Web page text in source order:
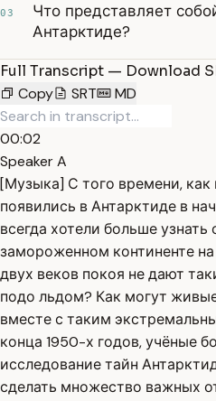
03
Что представляет
Антарктиде?
Full Transcript — Download
Copy
SRT MD
00:02
Speaker A
[Музыка] С того времени,
появились в Антарктиде в
всегда хотели больше узнать
замороженном континенте
двух веков покоя не дают
подо льдом? Как могут
вместе с таким
конца 1950-х годов, учёные
исследование тайн
сделать множество важных